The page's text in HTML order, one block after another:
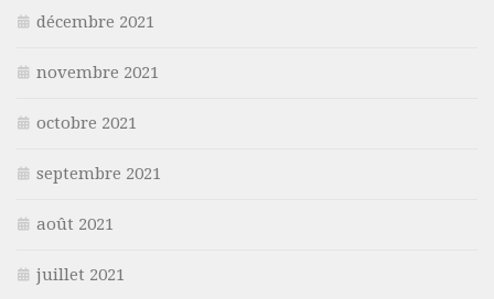
décembre 2021
novembre 2021
octobre 2021
septembre 2021
août 2021
juillet 2021